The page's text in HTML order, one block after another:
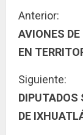
S
i
g
u
e
Anterior:
AVIONES
EN
Siguiente:
DIPUTADOS
DE